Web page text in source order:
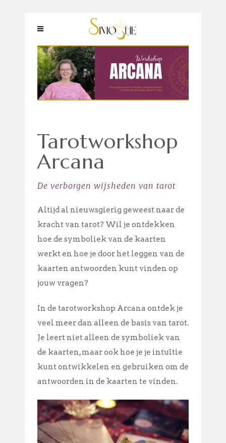
Tarotworkshop
Arcana
De verborgen wijsheden van tarot
Altijd al nieuwsgierig geweest naar de
kracht van tarot? Wil je ontdekken
hoe de symboliek van de kaarten
werkt en hoe je door het leggen van de
kaarten antwoorden kunt vinden op
jouw vragen?
In de tarotworkshop Arcana ontdek je
veel meer dan alleen de basis van tarot.
Je leert niet alleen de symboliek van
de kaarten, maar ook hoe je je intuïtie
kunt ontwikkelen en gebruiken om de
antwoorden in de kaarten te vinden.